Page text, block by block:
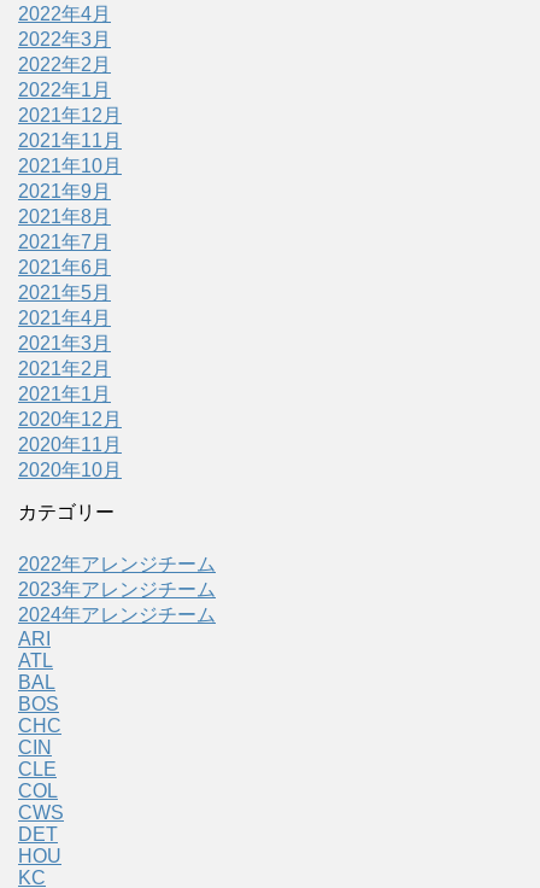
2022年4月
2022年3月
2022年2月
2022年1月
2021年12月
2021年11月
2021年10月
2021年9月
2021年8月
2021年7月
2021年6月
2021年5月
2021年4月
2021年3月
2021年2月
2021年1月
2020年12月
2020年11月
2020年10月
カテゴリー
2022年アレンジチーム
2023年アレンジチーム
2024年アレンジチーム
ARI
ATL
BAL
BOS
CHC
CIN
CLE
COL
CWS
DET
HOU
KC